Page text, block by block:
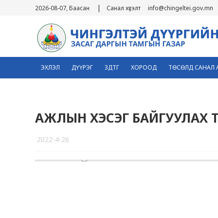
2026-08-07, Баасан | Санал хүсэлт info@chingeltei.gov.mn
ЭХЛЭЛ ДҮҮРЭГ ЗДТГ ХОРООД ТӨСӨЛД САНАЛ
АЖЛЫН ХЭСЭГ БАЙГУУЛАХ
2022-4-26